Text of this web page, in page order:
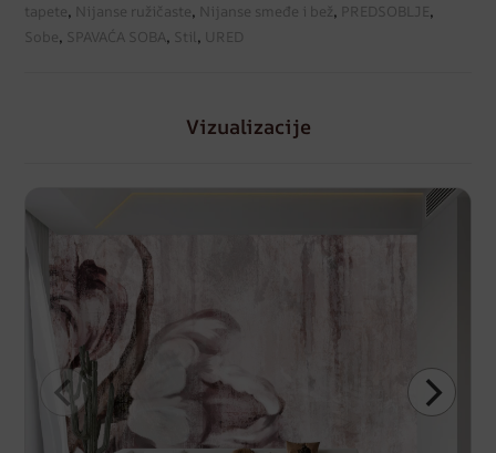
tapete, Nijanse ružičaste, Nijanse smeđe i bež, PREDSOBLJE,
Sobe, SPAVAĆA SOBA, Stil, URED
Vizualizacije